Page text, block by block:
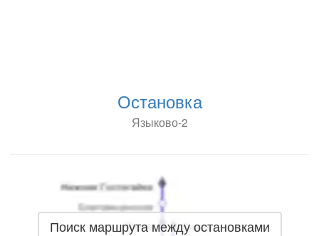
Остановка
Языково-2
Поиск маршрута между остановками